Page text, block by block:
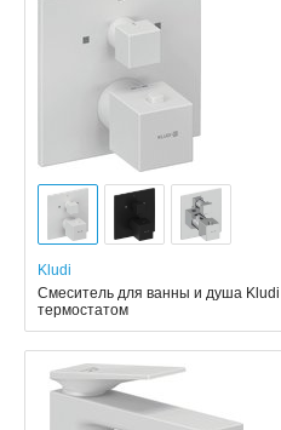
Kludi
Смеситель для ванны и душа
термостатом